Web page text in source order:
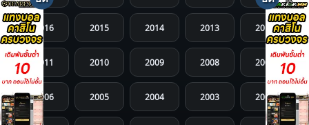
2016 2015 2014 2013 2012
2011 2010 2009 2008 2007
2006 2005 2004 2003 2002